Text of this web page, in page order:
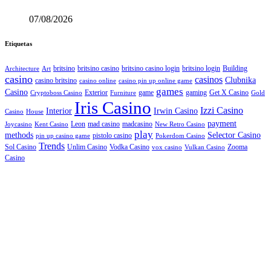
07/08/2026
Etiquetas
Architecture Art britsino britsino casino britsino casino login britsino login Building
casino casino britsino casino online casino pin up online game casinos Clubnika
Casino Cryptoboss Casino Exterior Furniture game games gaming Get X Casino Gold
Casino House Interior Iris Casino Irwin Casino Izzi Casino
Joycasino Kent Casino Leon mad casino madcasino New Retro Casino payment
methods pin up casino game pistolo casino play Pokerdom Casino Selector Casino
Sol Casino Trends Unlim Casino Vodka Casino vox casino Vulkan Casino Zooma
Casino